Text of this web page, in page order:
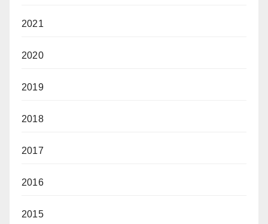
2021
2020
2019
2018
2017
2016
2015